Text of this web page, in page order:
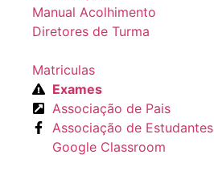
Manual Acolhimento
Diretores de Turma
Matriculas
Exames
Associação de Pais
Associação de Estudantes
Google Classroom